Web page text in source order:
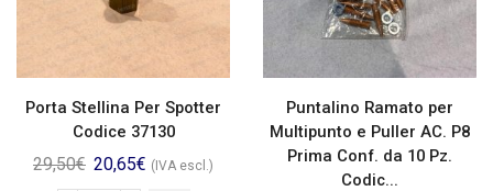
Porta Stellina Per Spotter
Codice 37130
29,50€ 20,65€ (IVA escl.)
Puntalino Ramato per
Multipunto e Puller AC. P8
Prima Conf. da 10 Pz.
Codic...